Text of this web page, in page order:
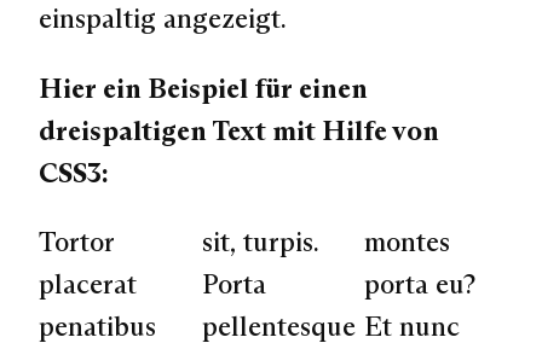
einspaltig angezeigt.
Hier ein Beispiel für einen
dreispaltigen Text mit Hilfe von
CSS3:
Tortor
placerat
penatibus
sit, turpis.
Porta
pellentesque
montes
porta eu?
Et nunc